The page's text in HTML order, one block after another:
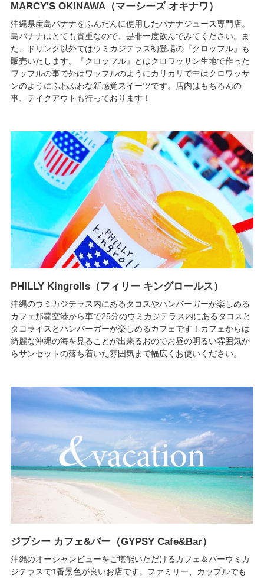
MARCY'S OKINAWA（マーシーズ オキナワ）
沖縄県産島バナナをふんだんに使用したバナナジュース専門店。
島バナナはとても貴重なので、是非一度飲んでみてください。ま
た、ドリンク以外ではウミカジテラス初登場の『クロッフル』も
販売いたします。『クロッフル』とはクロワッサン生地で作った
ワッフルの事で外はワッフルのようにカリカリで中はクロワッサ
ンのようにふわふわな新感覚スイーツです。店内はもちろんの
事、テイクアウトも行っております！
PHILLY Kingrolls（フィリー キングロールス）
沖縄のウミカジテラス内にあるタコスやハンバーガーが楽しめる
カフェ那覇空港から車で25分のウミカジテラス内にあるタコスと
タコライスとハンバーガーが楽しめるカフェです！カフェからは
綺麗な沖縄の海を見ることが出来るおのでお昼の明るい雰囲気か
らサンセットの落ち着いた雰囲気まで幅広くお使いください。
ジプシー カフェ&バー（GYPSY Cafe&Bar）
沖縄のオーシャンビューをご堪能いただけるカフェ＆バーウミカ
ジテラスで1番景色が良いお店です。ファミリー、カップルでも